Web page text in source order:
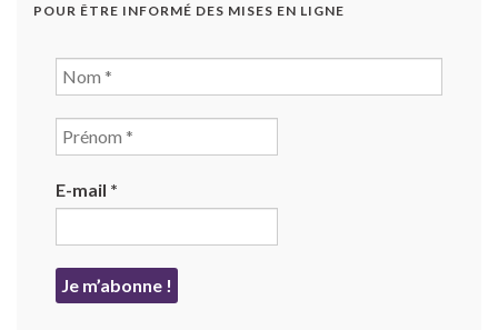
POUR ÊTRE INFORMÉ DES MISES EN LIGNE
E-mail *